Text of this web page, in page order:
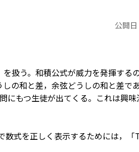
公開日
扱う。和積公式が威力を発揮する
の和と差，余弦どうしの和と差で
にもつ生徒が出てくる。これは興
式を正しく表示するためには，「